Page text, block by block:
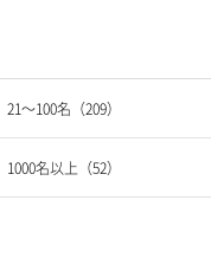
21〜100名（209）
1000名以上（52）